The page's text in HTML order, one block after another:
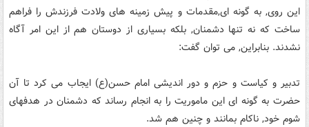
این روی, به گونه ای,مقدمات و پیش زمینه های ولادت فرزندش را فراهم
ساخت که نه تنها دشمنان, بلکه بسیاری از دوستان هم از این امر آگاه
نشدند. بنابراین, می توان گفت:
تدبیر و کیاست و حزم و دور اندیشی امام حسن(ع) ایجاب می کرد تا آن
حضرت به گونه ای این ماموریت را به انجام رساند که دشمنان در هدفهای
شوم خود, ناکام بمانند و چنین هم شد.